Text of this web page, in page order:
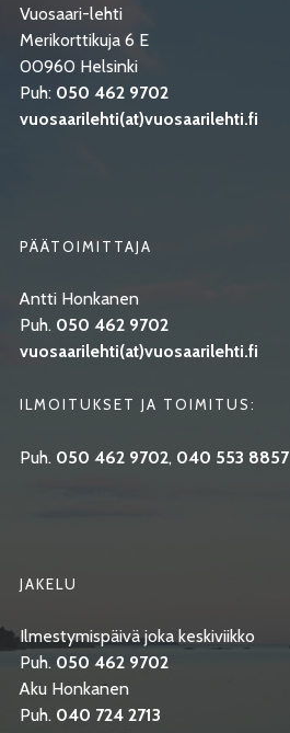
Vuosaari-lehti
Merikorttikuja 6 E
00960 Helsinki
Puh: 050 462 9702
vuosaarilehti(at)vuosaarilehti.fi
PÄÄTOIMITTAJA
Antti Honkanen
Puh. 050 462 9702
vuosaarilehti(at)vuosaarilehti.fi
ILMOITUKSET JA TOIMITUS:
Puh. 050 462 9702, 040 553 8857
JAKELU
Ilmestymispäivä joka keskiviikko
Puh. 050 462 9702
Aku Honkanen
Puh. 040 724 2713